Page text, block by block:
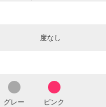
度なし
グレー ピンク